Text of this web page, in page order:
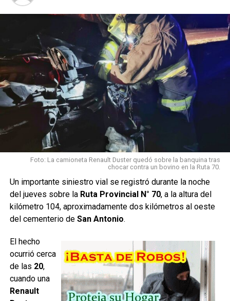
Inmediatamente se articularon las acciones necesarias
para dar con los responsables, entrevistándose con
vecinos del sector.
Ayer en horas de la mañana, se pudieron recuperar 833
anillos; 17 pulseras; 5 collares; 23 pares de aros de color
plateados y dorados y 84 dijes, que un policía encontró
abandonados.
Al parecer, el incesante requerimiento de testimonios
entre los vecinos de Fortín Inca, la presencia policial en la
localidad y tras varios días de averiguaciones para dar con
la identidad del o los responsables, llegaron a buen
puerto.
El funcionario policial que debía prestar servicios en el
Destacamento Nº 2, al llegar antes del amanecer, visualizó
una bolsa de plástico transparente cerca de la puerta de
ingreso al edificio y creyendo que podría tratarse de
basura, se dispuso a arrojarla en un tacho.
Foto: La camioneta Renault Duster quedó sobre la banquina tras
chocar contra un bovino en la Ruta 70.
Un importante siniestro vial se registró durante la noche
del jueves sobre la Ruta Provincial N° 70, a la altura del
kilómetro 104, aproximadamente dos kilómetros al oeste
del cementerio de San Antonio.
El hecho
ocurrió cerca
de las 20,
cuando una
Renault